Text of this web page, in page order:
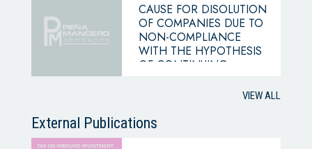
CAUSE FOR DISOLUTION
OF COMPANIES DUE TO
NON-COMPLIANCE
WITH THE HYPOTHESIS
OF CONTINUING
VIEW ALL
External Publications